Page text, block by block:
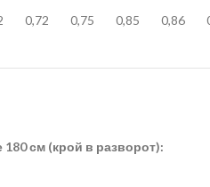
0,72 0,75 0,85 0,86
см (крой в разворот):